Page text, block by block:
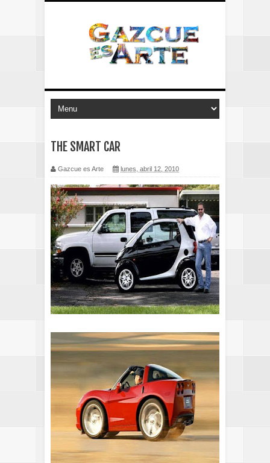
THE SMART CAR
Gazcue es Arte lunes, abril 12, 2010